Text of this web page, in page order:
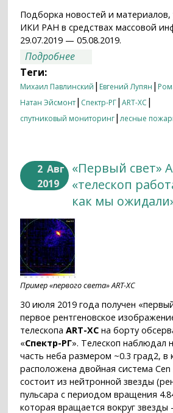
Подборка новостей и
ИКИ РАН в средствах массовой
29.07.2019 — 05.08.2019.
Подробнее
Теги:
Михаил Павлинский | Евгений Лупян |
Натан Эйсмонт| Спектр-РГ|ART-XC |
спутниковый мониторинг|лесные
2 Авг
2019
«Первый свет»
«телескоп
как мы
Пример «первого света» ART-XC
30 июля 2019 года получен
первое рентгеновское
телескопаART-XC на борту
«Спектр-РГ». Телескоп наблюдал
часть неба размером ~0.3 град2, в
расположена двойная система Cen
состоит из нейтронной звезды
пульсара с периодом вращения
которая вращается вокруг